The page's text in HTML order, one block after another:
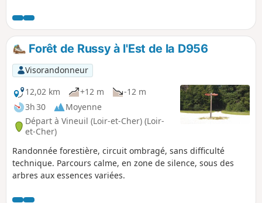
Forêt de Russy à l'Est de la D956
Visorandonneur
12,02 km
+12 m
-12 m
3h 30
Moyenne
Départ à Vineuil (Loir-et-Cher) (Loir-
et-Cher)
Randonnée forestière, circuit ombragé, sans difficulté
technique. Parcours calme, en zone de silence, sous des
arbres aux essences variées.